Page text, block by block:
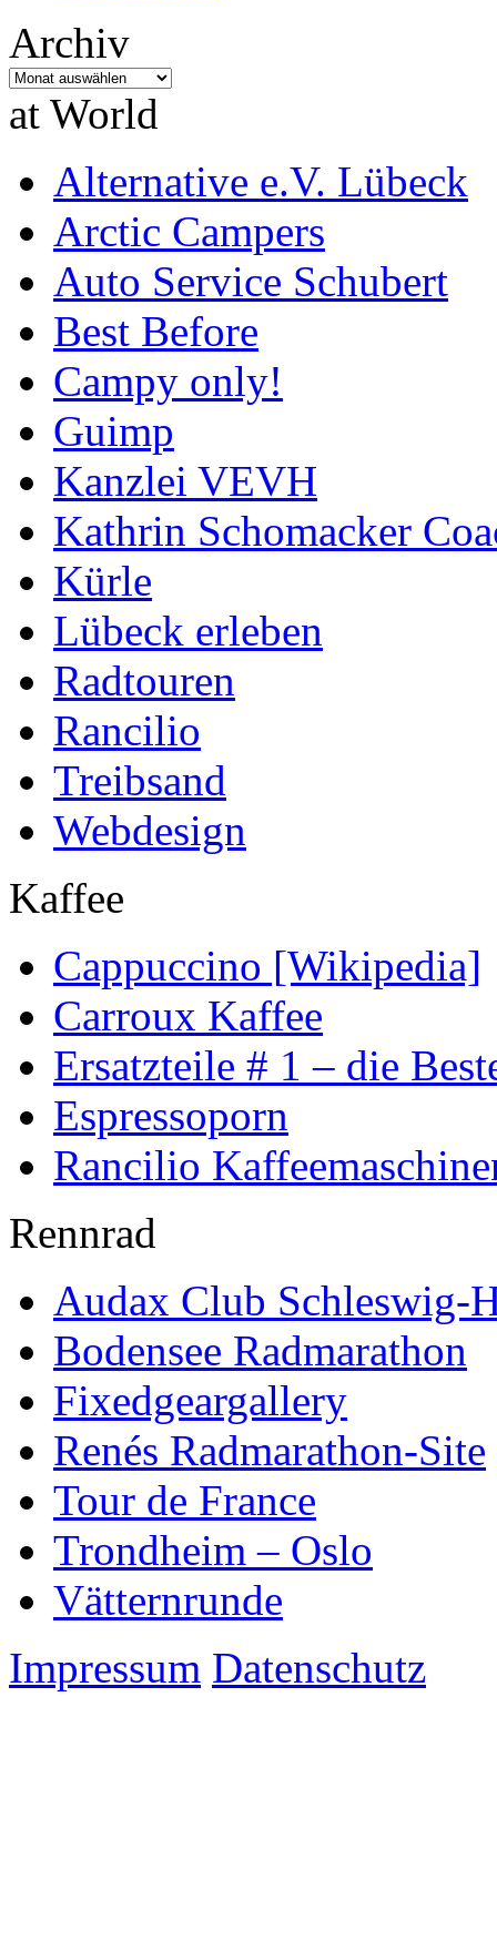
Archiv
Archiv
at World
Alternative e.V. Lübeck
Arctic Campers
Auto Service Schubert
Best Before
Campy only!
Guimp
Kanzlei VEVH
Kathrin Schomacker
Kürle
Lübeck erleben
Radtouren
Rancilio
Treibsand
Webdesign
Kaffee
Cappuccino [Wikipedia]
Carroux Kaffee
Ersatzteile # 1 – die
Espressoporn
Rancilio
Rennrad
Audax Club Schleswig-
Bodensee Radmarathon
Fixedgeargallery
Renés Radmarathon-Site
Tour de France
Trondheim – Oslo
Vätternrunde
Impressum Datenschutz